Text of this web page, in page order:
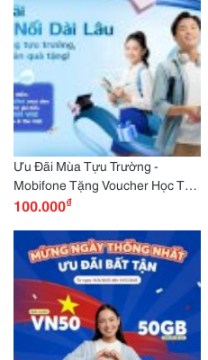
Ưu Đãi Mùa Tựu Trường -
Mobifone Tặng Voucher Học Tập
Đến 1 Triệu Đồng Tại Tân Việt &
100.000₫